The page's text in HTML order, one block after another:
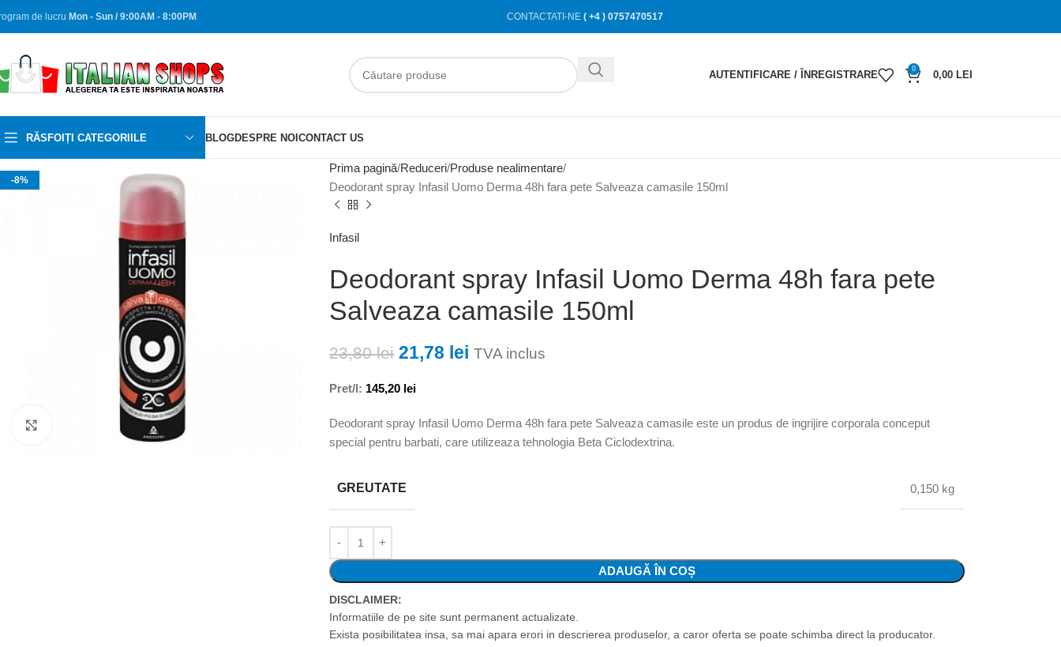
de lucru Mon - Sun / 9:00AM - 8:00PM CONTACTATI-NE ( +4 ) 0757470517
AUTENTIFICARE / ÎNREGISTRARE
0
0,00 LEI
RĂSFOIȚI CATEGORIILE BLOGDESPRE NOICONTACT US
-8%
Faceți clic pentru a mări
Prima pagină Reduceri Produse nealimentare
Deodorant spray Infasil Uomo Derma 48h fara pete Salveaza camasile 150ml
Infasil
Deodorant spray Infasil Uomo Derma 48h fara pete
Salveaza camasile 150ml
23,80lei 21,78 lei TVA inclus
Pret/l: 145,20 lei
Deodorant spray Infasil Uomo Derma 48h fara pete Salveaza camasile este un produs de ingrijire corporala conceput
special pentru barbati, care utilizeaza tehnologia Beta Ciclodextrina.
GREUTATE 0,150 kg
ADAUGĂ ÎN COȘ
DISCLAIMER:
Informatiile de pe site sunt permanent actualizate.
Exista posibilitatea insa, sa mai apara erori in descrierea produselor, a caror oferta se poate schimba direct la producator.